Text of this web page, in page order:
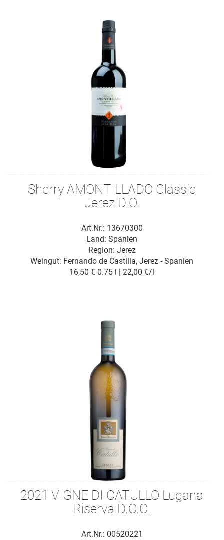
Sherry AMONTILLADO Classic
Jerez D.O.
Art.Nr.: 13670300
Weingut: Fernando de Castilla, Jerez - Spanien
Region: Jerez
Land: Spanien
16,50 € 0.75 l | 22,00 €/l
2021 VIGNE DI CATULLO Lugana
Riserva D.O.C.
Art.Nr.: 00520221